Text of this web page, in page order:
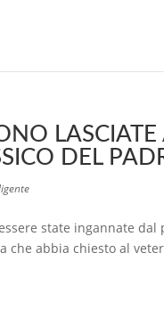
DEL
state ingannate dal
che abbia chiesto al